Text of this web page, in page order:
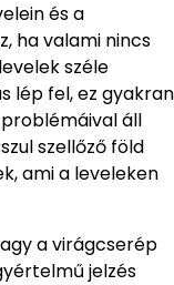
és a
ha valami nincs
széle
lép fel, ez gyakran
áll
szellőző föld
ami a leveleken
a virágcserép
jelzés